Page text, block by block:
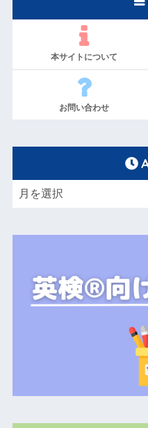
本サイトについて
お問い合わせ